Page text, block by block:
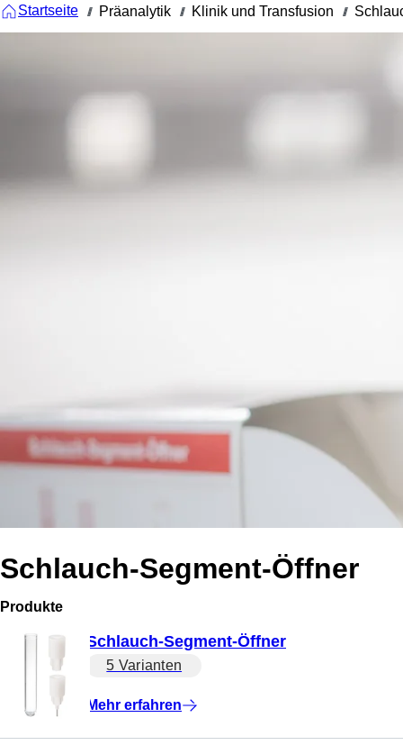
Startseite /// Präanalytik /// Klinik und Transfusion ///
Schlauch-Segment-Öffner
Produkte
Schlauch-Segment-Öffner
5 Varianten
Mehr erfahren